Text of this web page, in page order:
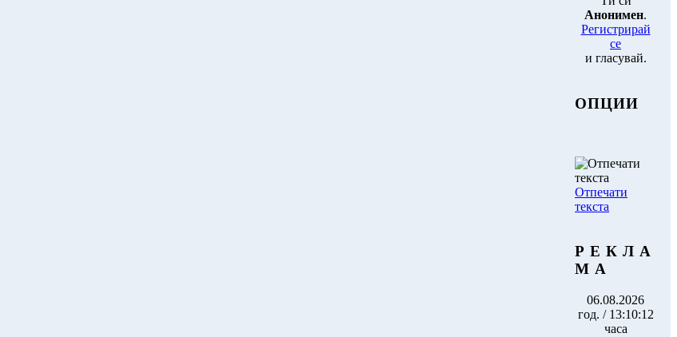
Анонимен.
Регистрирай
се
и гласувай.
ОПЦИИ
Отпечати
текста
Р Е К Л А
М А
06.08.2026
год. / 13:10:12
часа